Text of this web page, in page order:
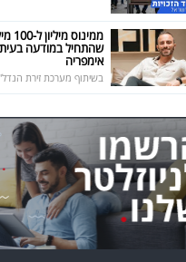
שהתחיל במודעה
אימפריה
בשיתוף מערכת זירת